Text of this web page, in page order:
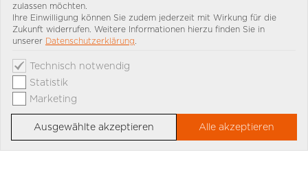
zulassen möchten.
Ihre Einwilligung können Sie zudem jederzeit mit Wirkung für die
Zukunft widerrufen. Weitere Informationen hierzu finden Sie in
unserer Datenschutzerklärung.
Technisch notwendig
Statistik
Marketing
Ausgewählte akzeptieren Alle akzeptieren